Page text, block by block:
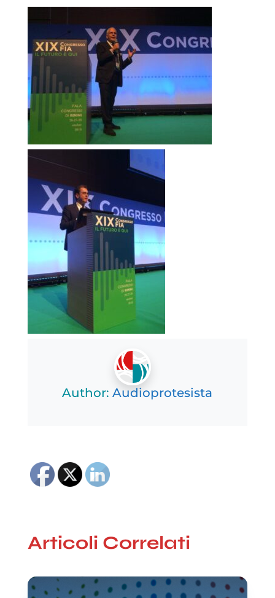
Author:Audioprotesista
Articoli Correlati